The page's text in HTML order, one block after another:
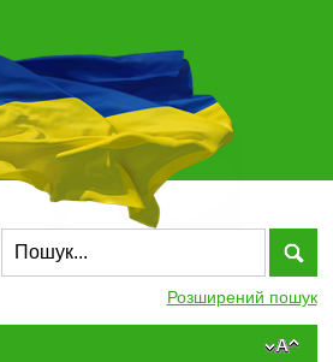
Розширений пошук